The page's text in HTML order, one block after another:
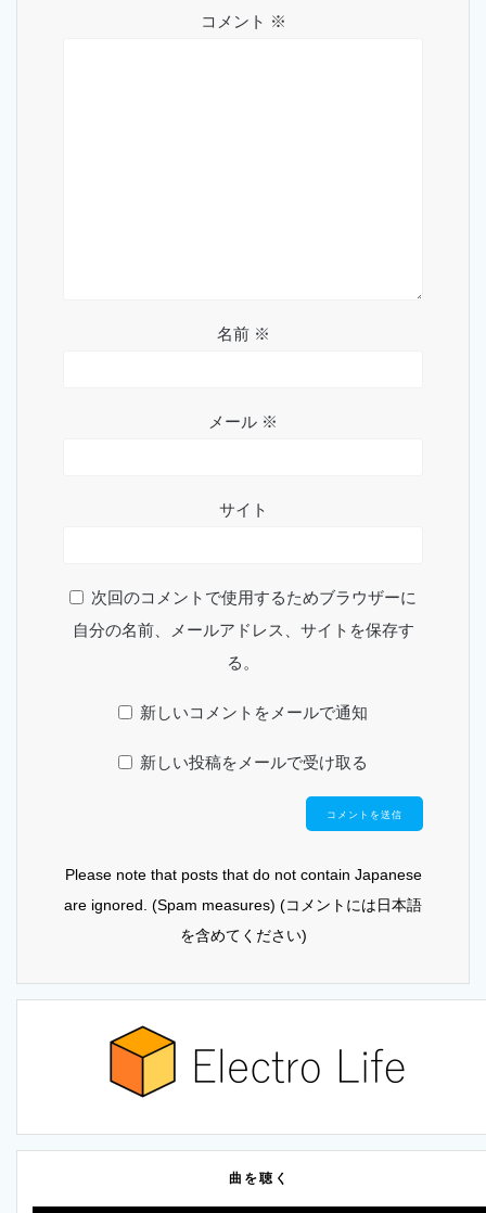
コメント ※
名前 ※
メール ※
サイト
次回のコメントで使用するためブラウザーに
自分の名前、メールアドレス、サイトを保存す
る。
新しいコメントをメールで通知
新しい投稿をメールで受け取る
Please note that posts that do not contain Japanese
are ignored. (Spam measures) (コメントには日本語
を含めてください)
曲を聴く